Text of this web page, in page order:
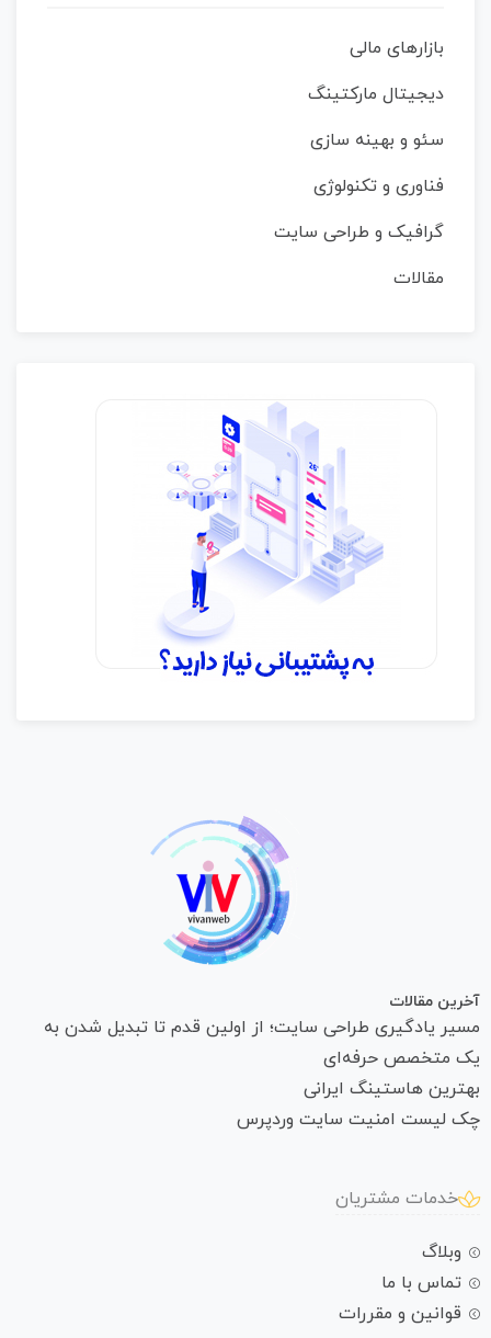
بازارهای مالی
دیجیتال مارکتینگ
سئو و بهینه سازی
فناوری و تکنولوژی
گرافیک و طراحی سایت
مقالات
آخرین مقالات
مسیر یادگیری طراحی سایت؛ از اولین قدم تا تبدیل شدن به
یک متخصص حرفه‌ای
بهترین هاستینگ ایرانی
چک لیست امنیت سایت وردپرس
خدمات مشتریان
وبلاگ
تماس با ما
قوانین و مقررات